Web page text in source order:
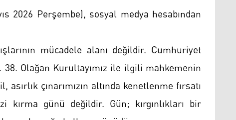
2026 Perşembe), sosyal medya hesabından
mücadele alanı değildir. Cumhuriyet
Olağan Kurultayımız ile ilgili mahkemenin
çınarımızın altında kenetlenme fırsatı
kırma günü değildir. Gün; kırgınlıkları bir